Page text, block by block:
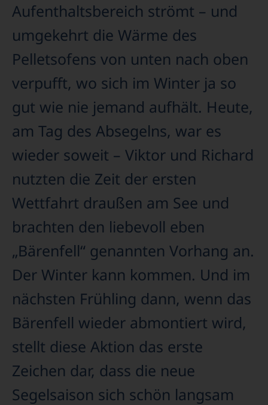
Aufenthaltsbereich strömt – und
umgekehrt die Wärme des
Pelletsofens von unten nach oben
verpufft, wo sich im Winter ja so
gut wie nie jemand aufhält. Heute,
am Tag des Absegelns, war es
wieder soweit – Viktor und Richard
nutzten die Zeit der ersten
Wettfahrt draußen am See und
brachten den liebevoll eben
„Bärenfell“ genannten Vorhang an.
Der Winter kann kommen. Und im
nächsten Frühling dann, wenn das
Bärenfell wieder abmontiert wird,
stellt diese Aktion das erste
Zeichen dar, dass die neue
Segelsaison sich schön langsam